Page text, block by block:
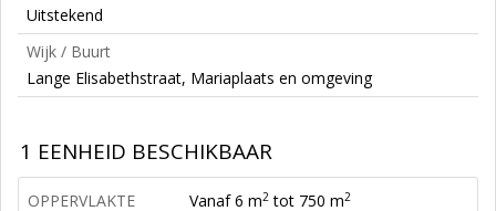
Uitstekend
Wijk / Buurt
Lange Elisabethstraat, Mariaplaats en omgeving
1 EENHEID BESCHIKBAAR
OPPERVLAKTE Vanaf 6 m2 tot 750 m2